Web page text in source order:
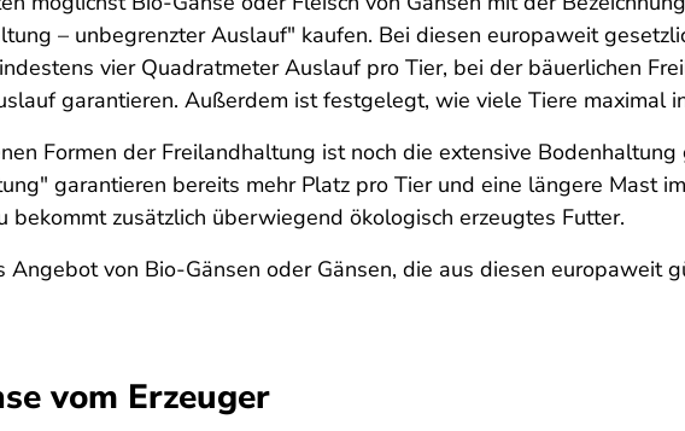
– unbegrenzter Auslauf" kaufen. Bei diesen europaweit
vier Quadratmeter Auslauf pro Tier, bei der bäuerlichen
garantieren. Außerdem ist festgelegt, wie viele Tiere maximal
Formen der Freilandhaltung ist noch die extensive
garantieren bereits mehr Platz pro Tier und eine längere Mast
bekommt zusätzlich überwiegend ökologisch erzeugtes Futter.
Angebot von Bio-Gänsen oder Gänsen, die aus diesen europaweit
vom Erzeuger